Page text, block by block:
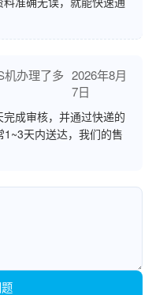
机办理了多 2026年8月
7日
成审核，并通过快递的
天内送达，我们的售